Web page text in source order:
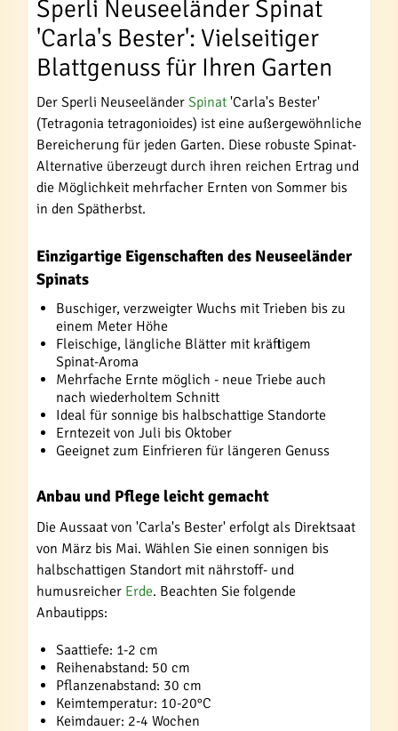
Sperli Neuseeländer Spinat
'Carla's Bester': Vielseitiger
Blattgenuss für Ihren Garten
Der Sperli Neuseeländer Spinat 'Carla's Bester'
(Tetragonia tetragonioides) ist eine außergewöhnliche
Bereicherung für jeden Garten. Diese robuste Spinat-
Alternative überzeugt durch ihren reichen Ertrag und
die Möglichkeit mehrfacher Ernten von Sommer bis
in den Spätherbst.
Einzigartige Eigenschaften des Neuseeländer
Spinats
Buschiger, verzweigter Wuchs mit Trieben bis zu
einem Meter Höhe
Fleischige, längliche Blätter mit kräftigem
Spinat-Aroma
Mehrfache Ernte möglich - neue Triebe auch
nach wiederholtem Schnitt
Ideal für sonnige bis halbschattige Standorte
Erntezeit von Juli bis Oktober
Geeignet zum Einfrieren für längeren Genuss
Anbau und Pflege leicht gemacht
Die Aussaat von 'Carla's Bester' erfolgt als Direktsaat
von März bis Mai. Wählen Sie einen sonnigen bis
halbschattigen Standort mit nährstoff- und
humusreicher Erde. Beachten Sie folgende
Anbautipps:
Saattiefe: 1-2 cm
Reihenabstand: 50 cm
Pflanzenabstand: 30 cm
Keimtemperatur: 10-20°C
Keimdauer: 2-4 Wochen